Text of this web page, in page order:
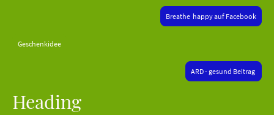
Breathe happy auf Facebook
Geschenkidee
ARD - gesund Beitrag
Heading